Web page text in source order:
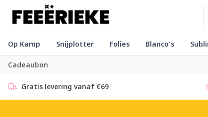
Op Kamp Snijplotter Folies Blanco's
Cadeaubon
Gratis levering vanaf €69